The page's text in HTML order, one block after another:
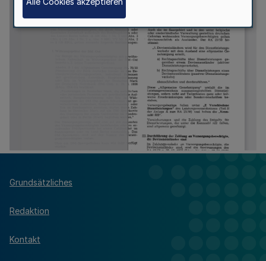
Grundsätzliches
Redaktion
Kontakt